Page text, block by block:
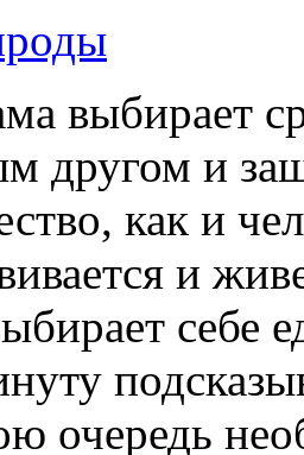
выбирает
другом и
как и
и
очередь